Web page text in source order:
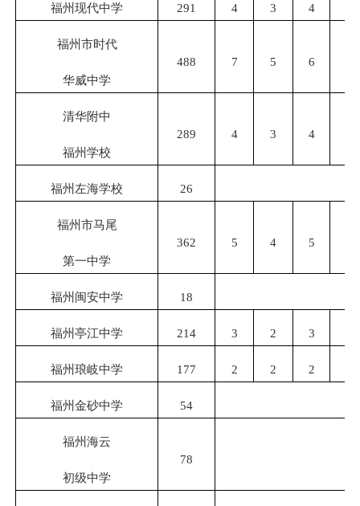
福州现代中学 291 4 3 4
福州市时代
华威中学
488 7 5 6
清华附中
福州学校
289 4 3 4
福州左海学校 26
福州市马尾
第一中学
362 5 4 5
福州闽安中学 18
福州亭江中学 214 3 2 3
福州琅岐中学 177 2 2 2
福州金砂中学 54
福州海云
初级中学
78